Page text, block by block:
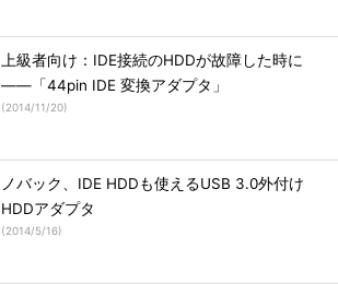
上級者向け：IDE接続のHDDが故障した時に
――「44pin IDE 変換アダプタ」
(2014/11/20)
ノバック、IDE HDDも使えるUSB 3.0外付け
HDDアダプタ
(2014/5/16)